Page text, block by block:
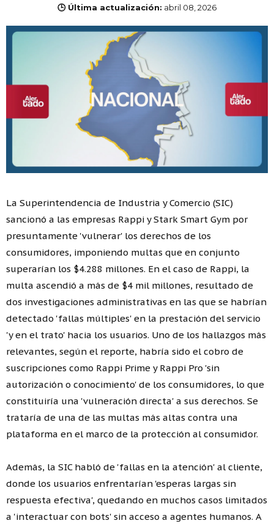
🕒 Última actualización: abril 08, 2026
La Superintendencia de Industria y Comercio (SIC)
sancionó a las empresas Rappi y Stark Smart Gym por
presuntamente 'vulnerar' los derechos de los
consumidores, imponiendo multas que en conjunto
superarían los $4.288 millones. En el caso de Rappi, la
multa ascendió a más de $4 mil millones, resultado de
dos investigaciones administrativas en las que se habrían
detectado 'fallas múltiples' en la prestación del servicio
'y en el trato' hacia los usuarios. Uno de los hallazgos más
relevantes, según el reporte, habría sido el cobro de
suscripciones como Rappi Prime y Rappi Pro 'sin
autorización o conocimiento' de los consumidores, lo que
constituiría una 'vulneración directa' a sus derechos. Se
trataría de una de las multas más altas contra una
plataforma en el marco de la protección al consumidor.
Además, la SIC habló de 'fallas en la atención' al cliente,
donde los usuarios enfrentarían 'esperas largas sin
respuesta efectiva', quedando en muchos casos limitados
a 'interactuar con bots' sin acceso a agentes humanos. A